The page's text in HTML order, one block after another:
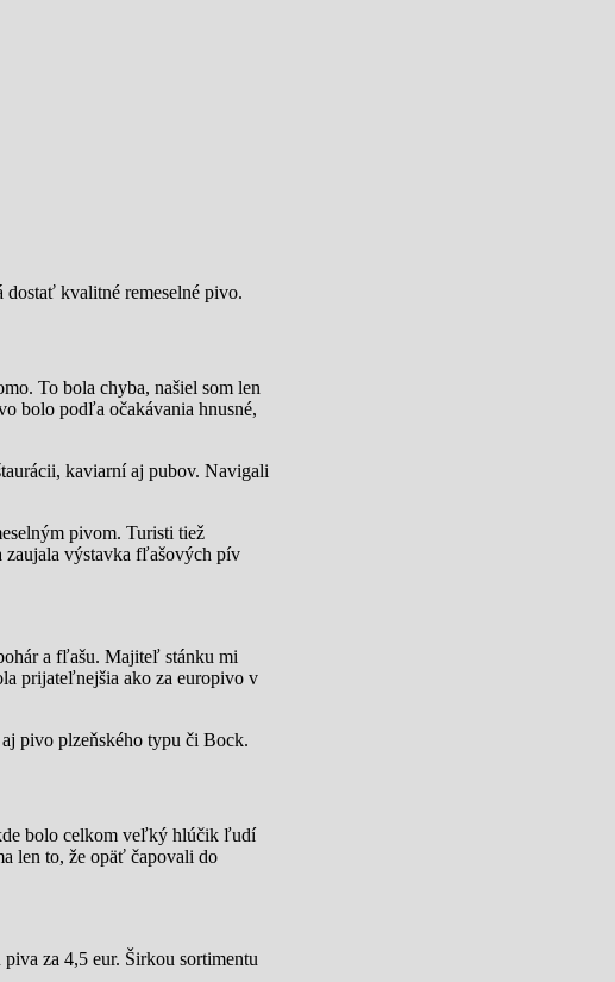
kvalitné remeselné pivo.
To bola chyba, našiel som len
bolo podľa očakávania hnusné,
kaviarní aj pubov. Navigali
pivom. Turisti tiež
zaujala výstavka fľašových pív
a fľašu. Majiteľ stánku mi
prijateľnejšia ako za europivo v
pivo plzeňského typu či Bock.
bolo celkom veľký hlúčik ľudí
len to, že opäť čapovali do
za 4,5 eur. Širkou sortimentu